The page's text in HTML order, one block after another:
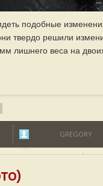
подобные
твердо решили
лишнего веса на
GREGORY